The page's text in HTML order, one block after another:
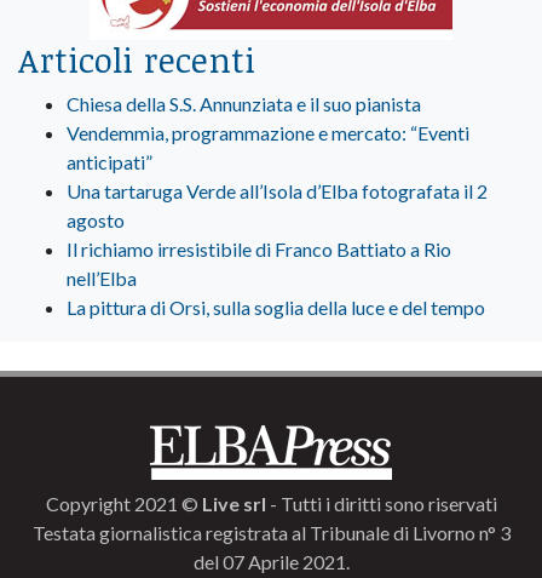
Articoli recenti
Chiesa della S.S. Annunziata e il suo pianista
Vendemmia, programmazione e mercato: “Eventi
anticipati”
Una tartaruga Verde all’Isola d’Elba fotografata il 2
agosto
Il richiamo irresistibile di Franco Battiato a Rio
nell’Elba
La pittura di Orsi, sulla soglia della luce e del tempo
Copyright 2021 © Live srl - Tutti i diritti sono riservati
Testata giornalistica registrata al Tribunale di Livorno n° 3
del 07 Aprile 2021.